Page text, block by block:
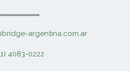
argentina.com.ar
4083-0222